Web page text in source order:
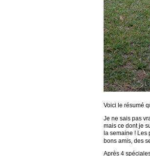
Voici le résumé
Je ne sais pas
mais ce dont je
la semaine ! Les
bons amis, des
Après 4